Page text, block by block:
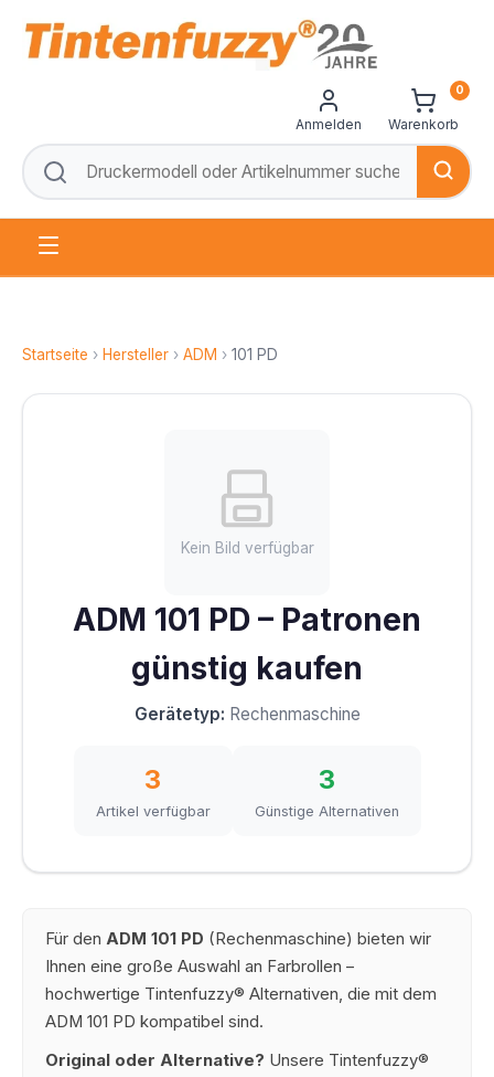
Anmelden Warenkorb
0
Startseite › Hersteller › ADM › 101 PD
Kein Bild verfügbar
ADM 101 PD – Patronen
günstig kaufen
Gerätetyp: Rechenmaschine
3
Artikel verfügbar
3
Günstige Alternativen
Für den ADM 101 PD (Rechenmaschine) bieten wir
Ihnen eine große Auswahl an Farbrollen –
hochwertige Tintenfuzzy® Alternativen, die mit dem
ADM 101 PD kompatibel sind.
Original oder Alternative? Unsere Tintenfuzzy®